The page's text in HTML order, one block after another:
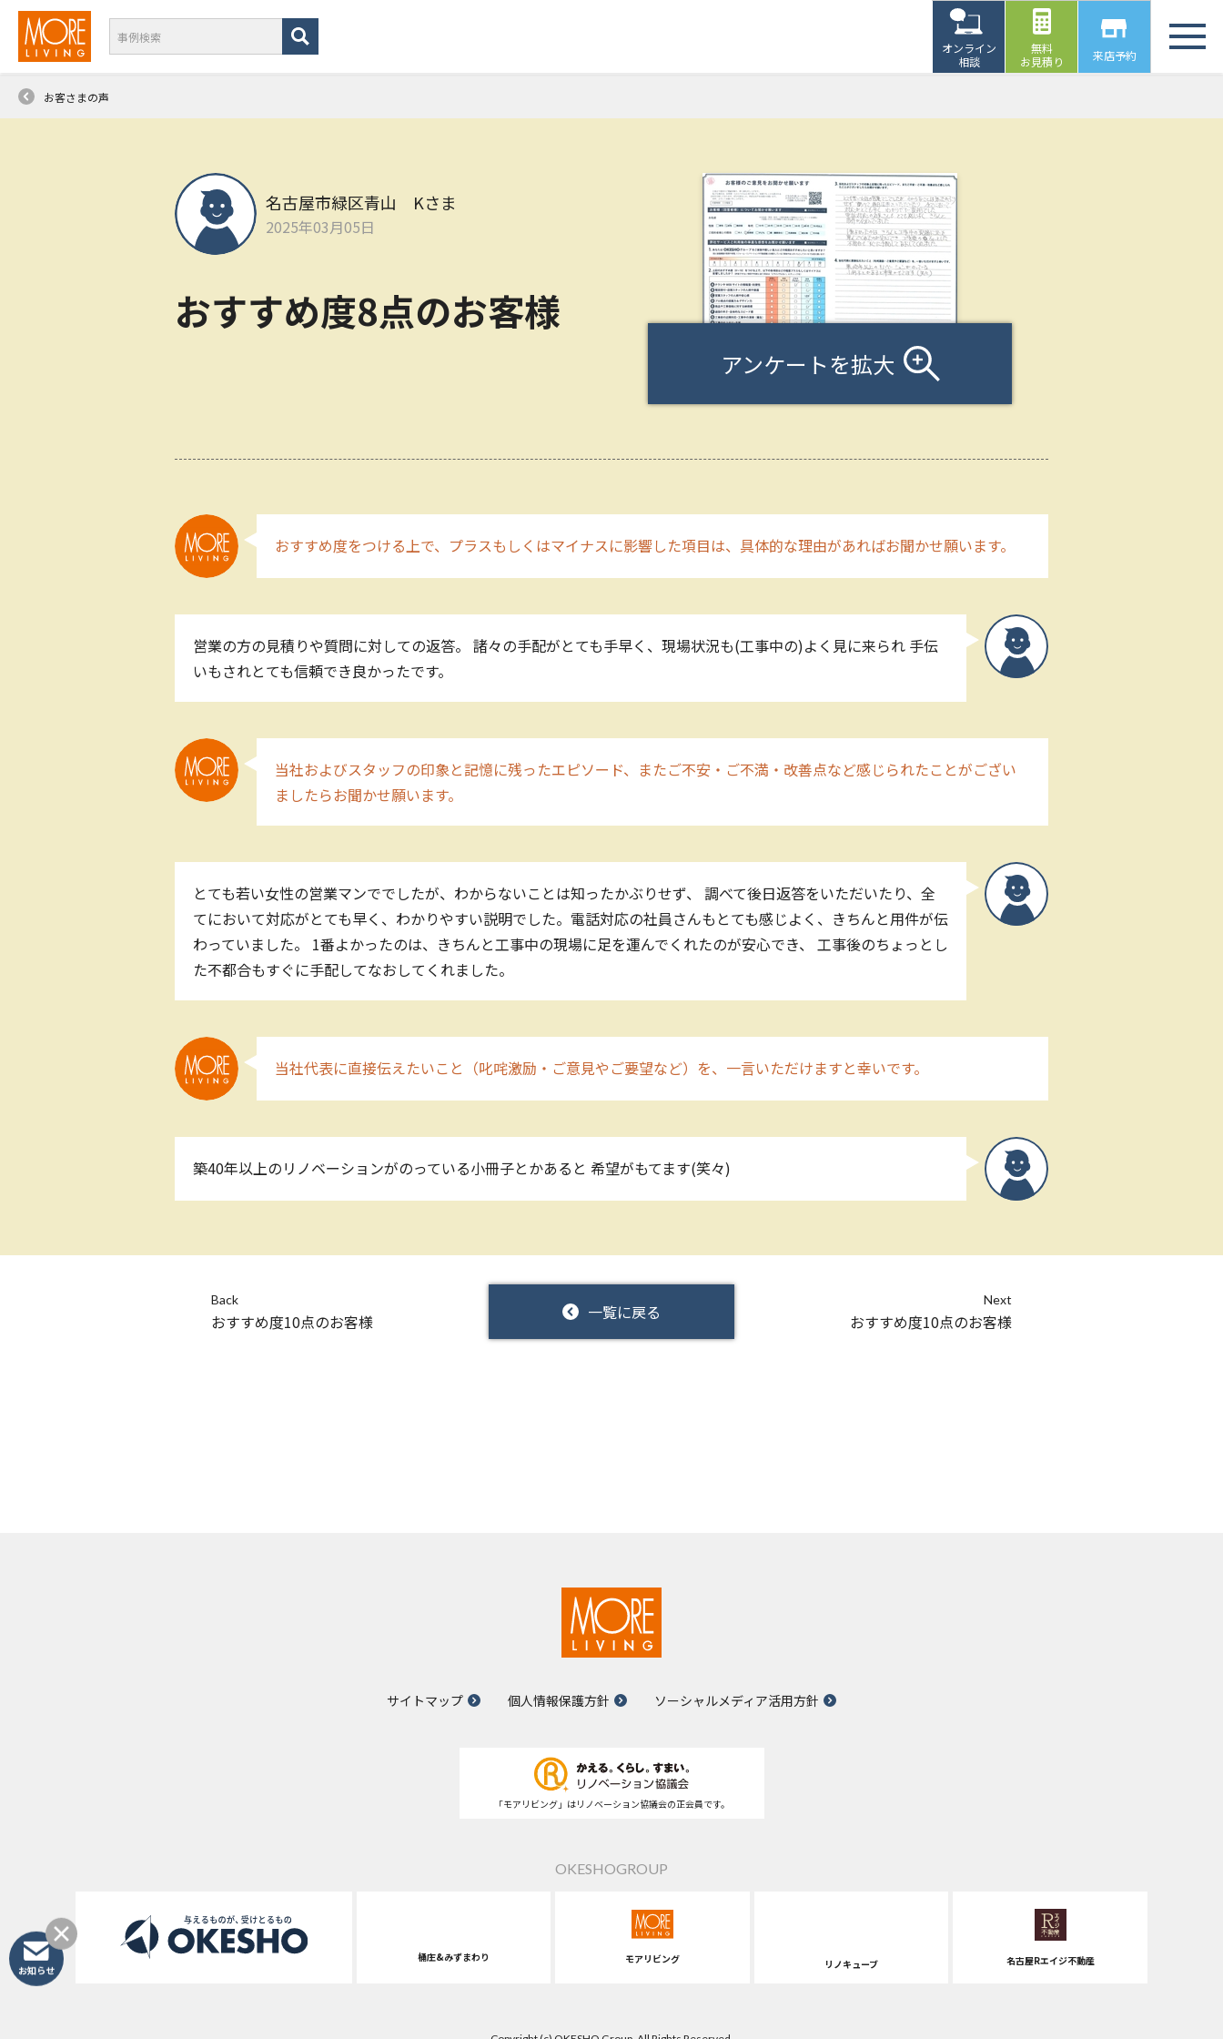
オンライン
相談
無料
お見積り
来店予約
お客さまの声
名古屋市緑区青山 Kさま
2025年03月05日
おすすめ度8点のお客様
アンケートを拡大
おすすめ度をつける上で、プラスもしくはマイナスに影響した項目は、具体的な理由があればお聞かせ願います。
営業の方の見積りや質問に対しての返答。 諸々の手配がとても手早く、現場状況も(工事中の)よく見に来られ 手伝
いもされとても信頼でき良かったです。
当社およびスタッフの印象と記憶に残ったエピソード、またご不安・ご不満・改善点など感じられたことがござい
ましたらお聞かせ願います。
とても若い女性の営業マンででしたが、わからないことは知ったかぶりせず、 調べて後日返答をいただいたり、全
てにおいて対応がとても早く、わかりやすい説明でした。電話対応の社員さんもとても感じよく、きちんと用件が伝
わっていました。 1番よかったのは、きちんと工事中の現場に足を運んでくれたのが安心でき、 工事後のちょっとし
た不都合もすぐに手配してなおしてくれました。
当社代表に直接伝えたいこと（叱咤激励・ご意見やご要望など）を、一言いただけますと幸いです。
築40年以上のリノベーションがのっている小冊子とかあると 希望がもてます(笑々)
Back
おすすめ度10点のお客様 一覧に戻る
Next
おすすめ度10点のお客様
サイトマップ 個人情報保護方針 ソーシャルメディア活用方針
「モアリビング」はリノベーション協議会の正会員です。
OKESHOGROUP
桶庄&みずまわり モアリビング リノキューブ 名古屋Rエイジ不動産
お知らせ